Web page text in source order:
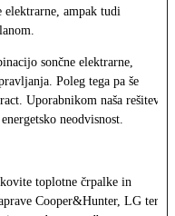
elektrarne, ampak tudi
sončne elektrarne,
Poleg tega pa še
Uporabnikom naša rešitev
neodvisnost.
toplotne črpalke in
Cooper&Hunter, LG ter